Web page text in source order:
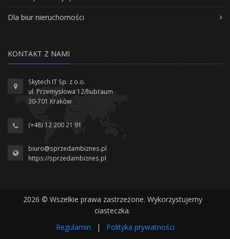
Dla biur nieruchomości
KONTAKT Z NAMI
Skytech IT Sp. z o.o.
ul. Przemysłowa 12/hubraum
30-701 Kraków
(+48) 12 200 21 91
biuro@sprzedambiznes.pl
https://sprzedambiznes.pl
2026 © Wszelkie prawa zastrzeżone. Wykorzystujemy
ciasteczka.
Regulamin
| Polityka prywatności